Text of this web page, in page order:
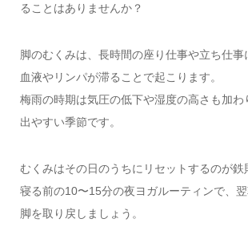
ることはありませんか？
脚のむくみは、長時間の座り仕事や立ち仕
血液やリンパが滞ることで起こります。
梅雨の時期は気圧の低下や湿度の高さも加わ
出やすい季節です。
むくみはその日のうちにリセットするのが鉄
寝る前の10〜15分の夜ヨガルーティンで、
脚を取り戻しましょう。